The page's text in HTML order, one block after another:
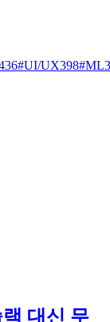
#UI/UX398#ML
대신 무